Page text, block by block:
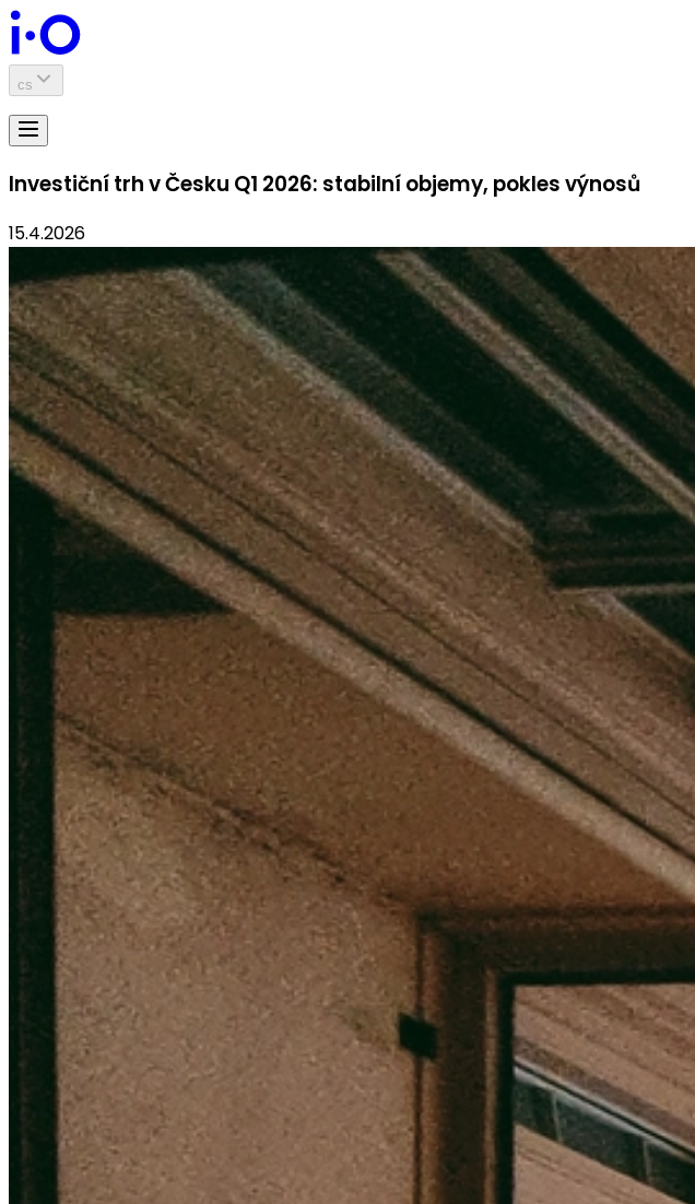
cs
Investiční trh v Česku Q1 2026: stabilní objemy, pokles výnosů
15.4.2026